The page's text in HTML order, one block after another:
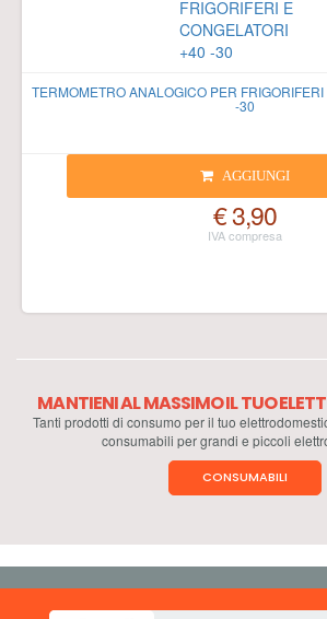
TERMOMETRO ANALOGICO PER
-30
AGGIUNGI
€ 3,90
MANTIENI AL MASSIMO IL TUO
Tanti prodotti di consumo per il tuo
consumabili per grandi e piccoli
CONSUMABILI